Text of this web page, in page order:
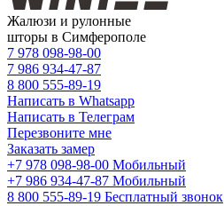
Жалюзи и рулонные
шторы в Симферополе
7 978 098-98-00
7 986 934-47-87
8 800 555-89-19
Написать в Whatsapp
Написать в Телеграм
Перезвоните мне
Заказать замер
+7 978 098-98-00 Мобильный
+7 986 934-47-87 Мобильный
8 800 555-89-19 Бесплатный звонок